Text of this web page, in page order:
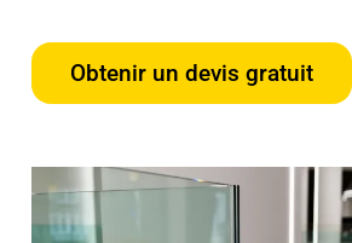
Obtenir un devis gratuit